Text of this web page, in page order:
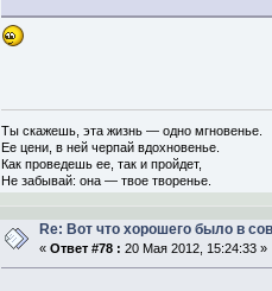
Ты скажешь, эта жизнь — одно мгновенье.
Ее цени, в ней черпай вдохновенье.
Как проведешь ее, так и пройдет,
Не забывай: она — твое творенье.
Re: Вот что хорошего было в
« Ответ #78 : 20 Мая 2012, 15:24:33 »